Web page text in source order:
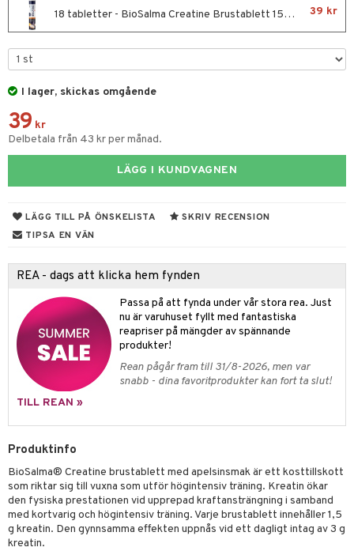
18 tabletter - BioSalma Creatine Brustablett 1500mg Apelsin 39 kr
I lager, skickas omgående
39 kr
Delbetala från 43 kr per månad.
LÄGG I KUNDVAGNEN
LÄGG TILL PÅ ÖNSKELISTA
SKRIV RECENSION
TIPSA EN VÄN
REA - dags att klicka hem fynden
Passa på att fynda under vår stora rea. Just
nu är varuhuset fyllt med fantastiska
reapriser på mängder av spännande
produkter!
Rean pågår fram till 31/8-2026, men var
snabb - dina favoritprodukter kan fort ta slut!
TILL REAN »
Produktinfo
BioSalma® Creatine brustablett med apelsinsmak är ett kosttillskott
som riktar sig till vuxna som utför högintensiv träning. Kreatin ökar
den fysiska prestationen vid upprepad kraftansträngning i samband
med kortvarig och högintensiv träning. Varje brustablett innehåller 1,5
g kreatin. Den gynnsamma effekten uppnås vid ett dagligt intag av 3 g
kreatin.
svar